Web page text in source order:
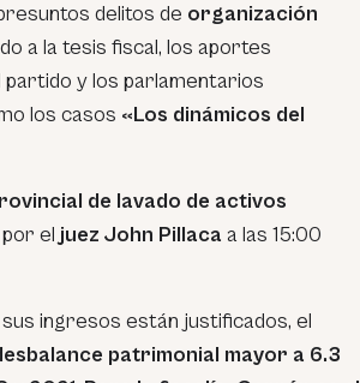
delitos de organización
a la tesis fiscal, los aportes
y los parlamentarios
los casos «Los dinámicos del
de lavado de activos
por eljuez John Pillaca a las 15:00
ingresos están justificados, el
patrimonial mayor a 6.3